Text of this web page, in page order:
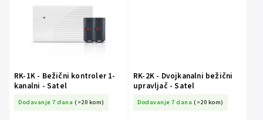
RK-1K - Bežični kontroler 1-
kanalni - Satel
Dodavanje 7 dana (>20 kom)
RK-2K - Dvojkanalni bežični
upravljač - Satel
Dodavanje 7 dana (>20 kom)